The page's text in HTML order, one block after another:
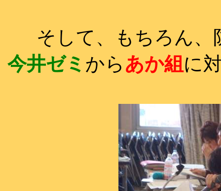
そして、もちろん
今井ゼミ から あか組 に